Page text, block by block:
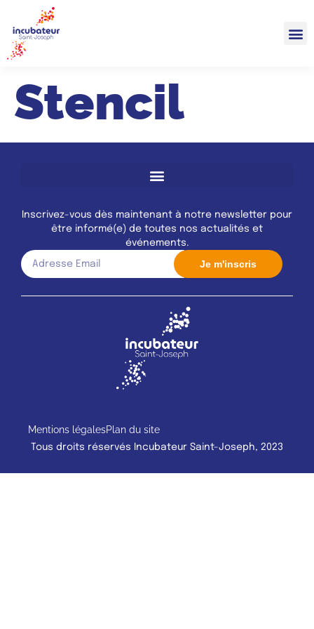
Stencil
Inscrivez-vous dès maintenant à notre newsletter pour
être informé(e) de toutes nos actualités et
événements.
Je m'inscris
Mentions légalesPlan du site
Tous droits réservés Incubateur Saint-Joseph, 2023